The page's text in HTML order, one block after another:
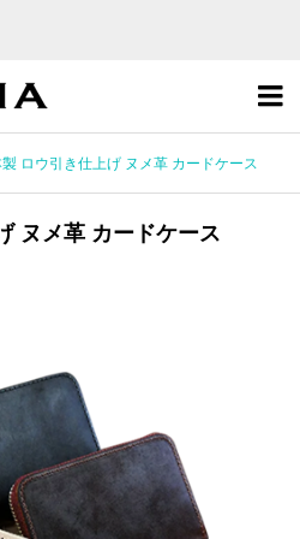

ロウ引き仕上げ ヌメ革 カードケース
ヌメ革 カードケース